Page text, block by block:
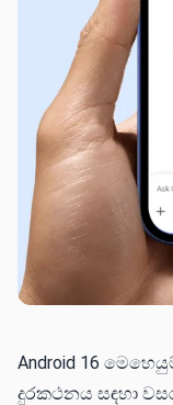
Android 16
දුරකථනය සඳහා